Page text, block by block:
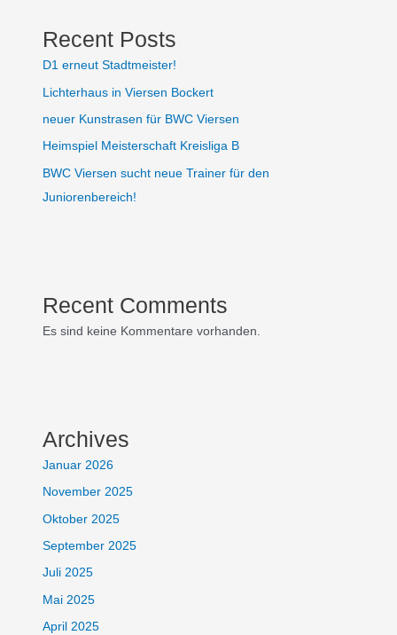
Recent Posts
D1 erneut Stadtmeister!
Lichterhaus in Viersen Bockert
neuer Kunstrasen für BWC Viersen
Heimspiel Meisterschaft Kreisliga B
BWC Viersen sucht neue Trainer für den
Juniorenbereich!
Recent Comments
Es sind keine Kommentare vorhanden.
Archives
Januar 2026
November 2025
Oktober 2025
September 2025
Juli 2025
Mai 2025
April 2025